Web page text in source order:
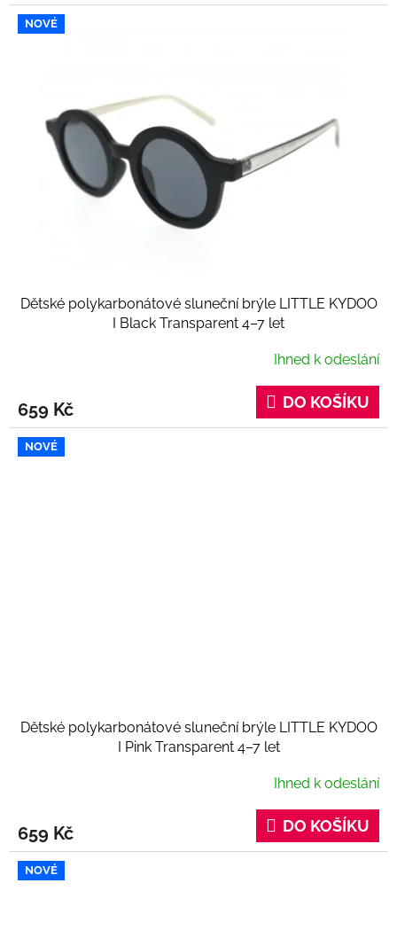
NOVÉ
Dětské polykarbonátové sluneční brýle LITTLE KYDOO
I Black Transparent 4–7 let
Ihned k odeslání
659 Kč DO KOŠÍKU
NOVÉ
Dětské polykarbonátové sluneční brýle LITTLE KYDOO
I Pink Transparent 4–7 let
Ihned k odeslání
659 Kč DO KOŠÍKU
NOVÉ